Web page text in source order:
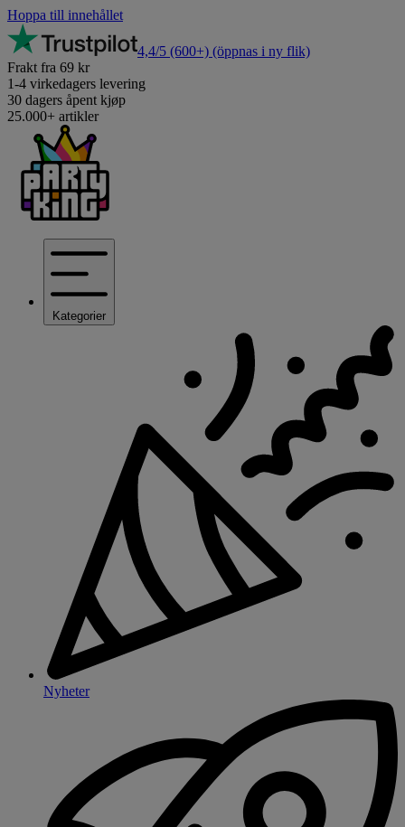
Hoppa till innehållet
4,4/5 (600+) (öppnas i ny flik)
Frakt fra 69 kr
1-4 virkedagers levering
30 dagers åpent kjøp
25.000+ artikler
Kategorier
Nyheter